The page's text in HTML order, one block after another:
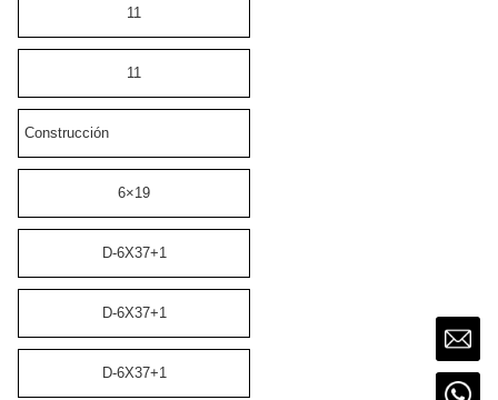
11
11
Construcción
6×19
D-6X37+1
D-6X37+1
D-6X37+1